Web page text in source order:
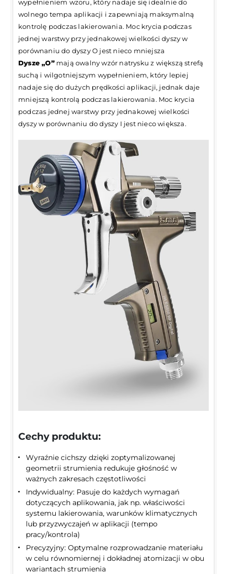
wypełnieniem wzoru, który nadaje się idealnie do
wolnego tempa aplikacji i zapewniają maksymalną
kontrolę podczas lakierowania. Moc krycia podczas
jednej warstwy przy jednakowej wielkości dyszy w
porównaniu do dyszy O jest nieco mniejsza
Dysze „O”mają owalny wzór natrysku z większą strefą
suchą i wilgotniejszym wypełnieniem, który lepiej
nadaje się do dużych prędkości aplikacji, jednak daje
mniejszą kontrolą podczas lakierowania. Moc krycia
podczas jednej warstwy przy jednakowej wielkości
dyszy w porównaniu do dyszy I jest nieco większa.
Cechy produktu:
Wyraźnie cichszy dzięki zoptymalizowanej
geometrii strumienia redukuje głośność w
ważnych zakresach częstotliwości
Indywidualny: Pasuje do każdych wymagań
dotyczących aplikowania, jak np. właściwości
systemu lakierowania, warunków klimatycznych
lub przyzwyczajeń w aplikacji (tempo
pracy/kontrola)
Precyzyjny: Optymalne rozprowadzanie materiału
w celu równomiernej i dokładnej atomizacji w obu
wariantach strumienia